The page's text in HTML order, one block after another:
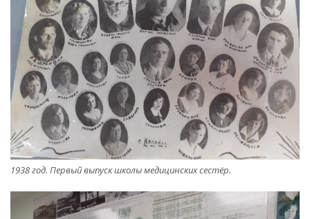
1938 год. Первый выпуск школы медицинских сестёр.